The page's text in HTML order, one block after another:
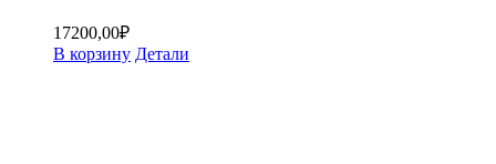
17200,00₽
В корзину Детали